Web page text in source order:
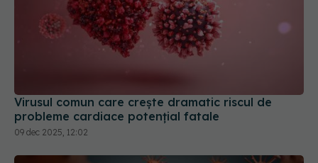
09 dec 2025, 12:02